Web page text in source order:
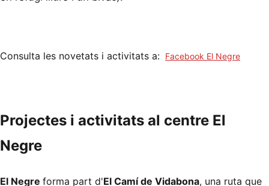
Consulta les novetats i activitats a: Facebook El Negre
Projectes i activitats al centre El
Negre
El Negre forma part d'El Camí de Vidabona, una ruta que